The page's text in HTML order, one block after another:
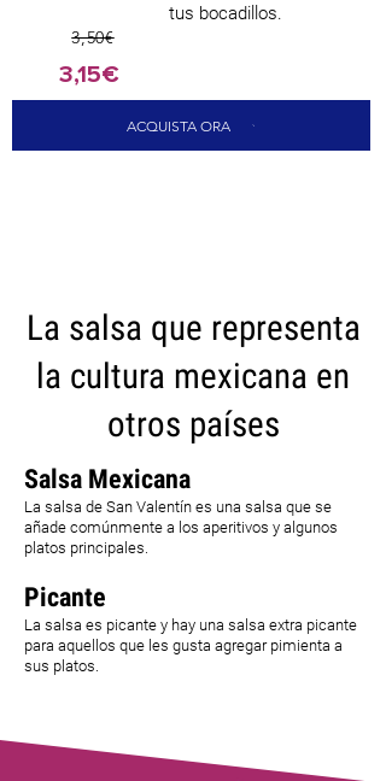
tus bocadillos.
3,50€
3,15€
ACQUISTA ORA
La salsa que representa
la cultura mexicana en
otros países
Salsa Mexicana
La salsa de San Valentín es una salsa que se
añade comúnmente a los aperitivos y algunos
platos principales.
Picante
La salsa es picante y hay una salsa extra picante
para aquellos que les gusta agregar pimienta a
sus platos.